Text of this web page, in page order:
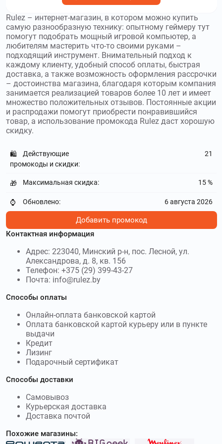
dewal.ru–В онлайн-магазине Dewal
представлен широкий выбор разнообразного
оборудования и аксессуаров для парикмахеров.
Используйтепромокоды Dewalи получите скидку до 20 %
catalog.onliner.by–Onliner BY предоставляет
широкий спектр услуг. Используйтепромокоды Onliner BY
и получите скидку до 70 %
e2e4online.ru– E2E4 - интернет-магазин
электроники, компьютерной техники и прочих изделий.
устройства умного дома и гаджеты для здоровья и
скидку до 500₽
audiomania.ru–Интернет-магазин
Аудиомания предлагает все для хорошего звука.
80 %
iboxstore.ru
компания по производству электроники в сфере систем
безопасности автомобиля и видеонаблюдения.
pult.ru–Пульт. Используйте промокоды Пульт.ру
и получите скидку до 500₽
muztorg.ru–МУЗТОРГ - отечественный
музыкальных инструментов и сопутствующих товаров.
%
из Беларуси. Используйте
Rulez – интернет-магазин, в котором можно купить
самую разнообразную технику: опытному геймеру тут
помогут подобрать мощный игровой компьютер, а
любителям мастерить что-то своими руками –
подходящий инструмент. Внимательный подход к
каждому клиенту, удобный способ оплаты, быстрая
доставка, а также возможность оформления рассрочки
– достоинства магазина, благодаря которым компания
занимается реализацией товаров более 10 лет и имеет
множество положительных отзывов. Постоянные акции
и распродажи помогут приобрести понравившийся
товар, а использование промокода Rulez даст хорошую
скидку.
🛍️
Действующие
промокоды и скидки:
21
🎁 Максимальная скидка: 15 %
⌚ Обновлено: 6 августа 2026
Добавить промокод
Контактная информация
Адрес: 223040, Минский р-н, пос. Лесной, ул.
Александрова, д. 8, кв. 156
Телефон: +375 (29) 399-43-27
Почта: info@rulez.by
Способы оплаты
Онлайн-оплата банковской картой
Оплата банковской картой курьеру или в пункте
выдачи
Кредит
Лизинг
Подарочный сертификат
Способы доставки
Самовывоз
Курьерская доставка
Доставка почтой
Похожие магазины: